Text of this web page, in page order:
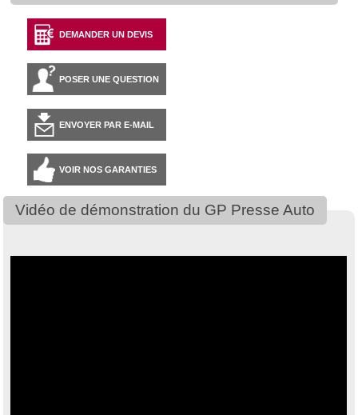
DEMANDER UN DEVIS
POSER UNE QUESTION
ENVOYER PAR E-MAIL
VOIR NOS GARANTIES
Vidéo de démonstration du GP Presse Auto